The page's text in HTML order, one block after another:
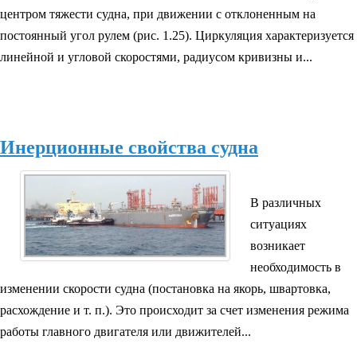
центром тяжести судна, при движении с отклоненным на
постоянный угол рулем (рис. 1.25). Циркуляция характеризуется
линейной и угловой скоростями, радиусом кривизны и...
Инерционные свойства судна
В различных
ситуациях
возникает
необходимость в
изменении скорости судна (постановка на якорь, швартовка,
расхождение и т. п.). Это происходит за счет изменения режима
работы главного двигателя или движителей...